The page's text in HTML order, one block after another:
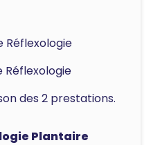
Réflexologie
Réflexologie
des 2 prestations.
Plantaire